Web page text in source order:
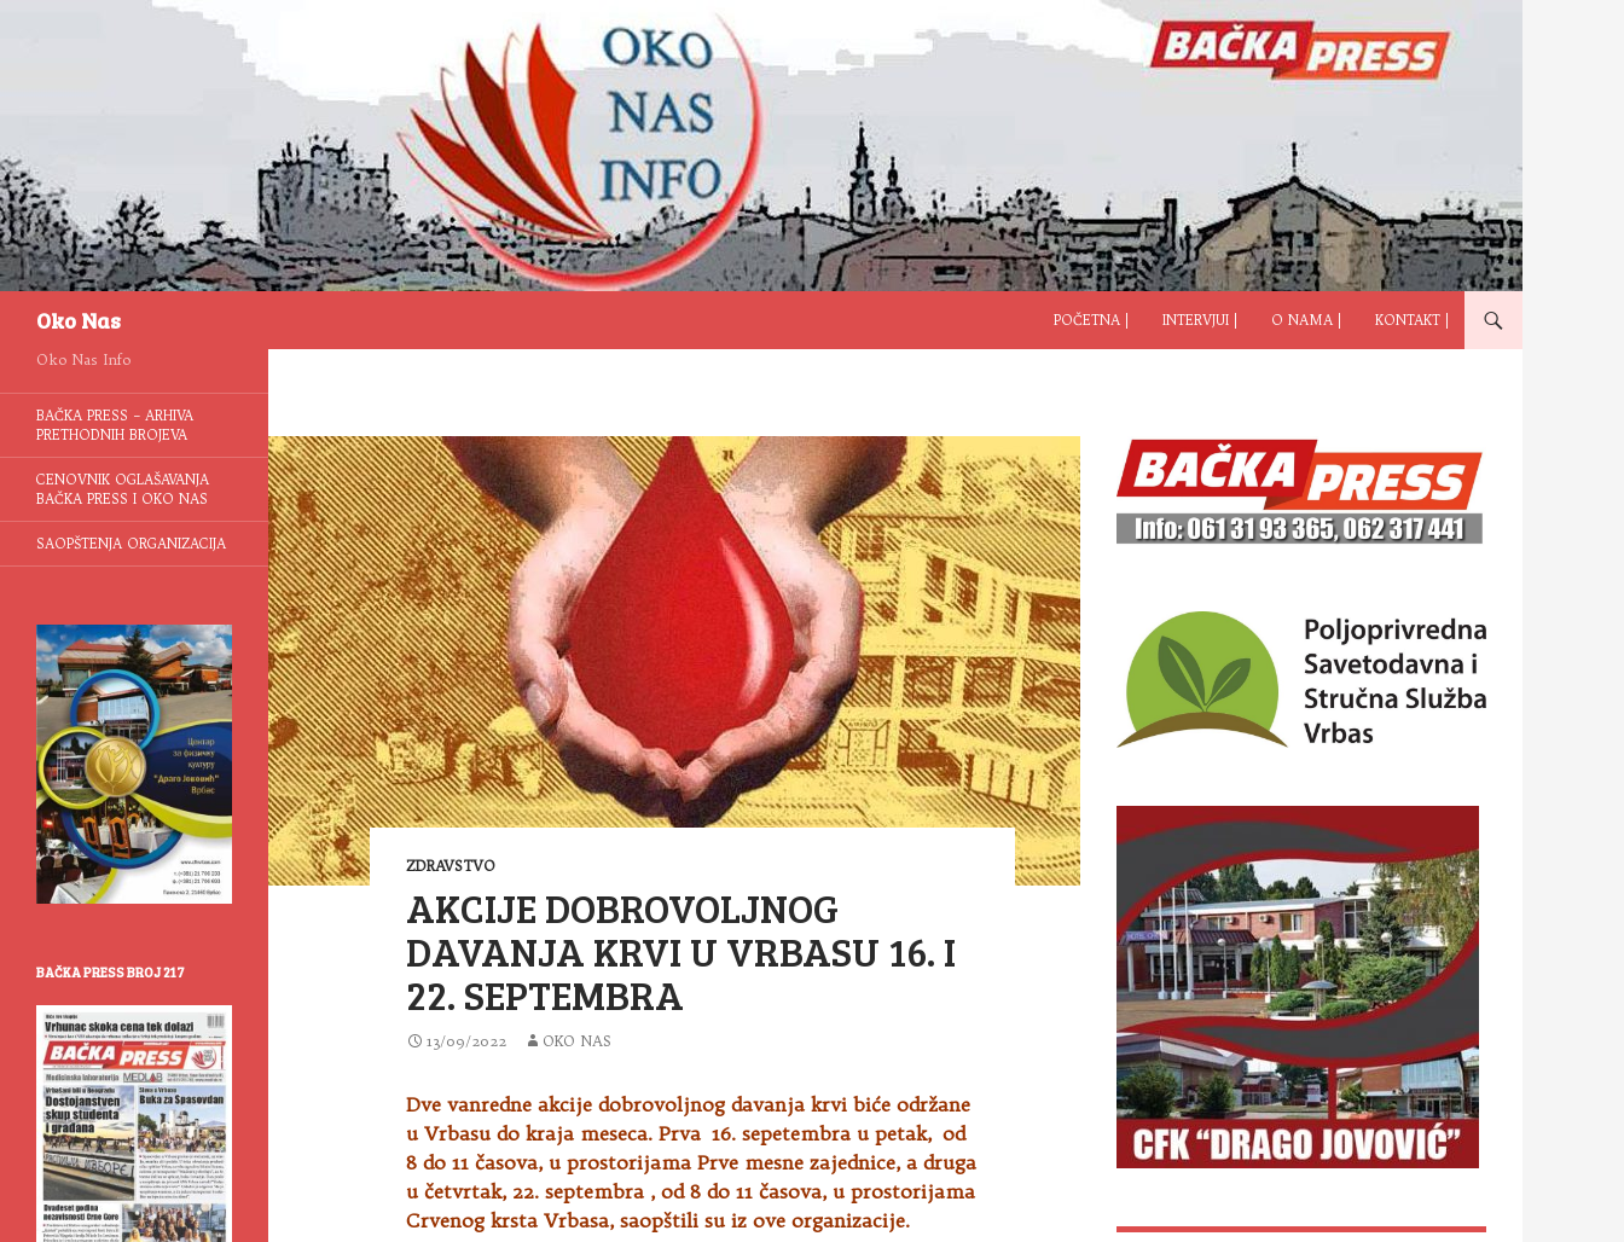
Oko Nas
POČETNA |
INTERVJUI | O NAMA | KONTAKT |
ZDRAVSTVO
AKCIJE DOBROVOLJNOG
DAVANJA KRVI U VRBASU 16. I
22. SEPTEMBRA
13/09/2022 OKO NAS
Dve vanredne akcije dobrovoljnog davanja krvi biće održane
u Vrbasu do kraja meseca. Prva 16. sepetembra u petak, od
8 do 11 časova, u prostorijama Prve mesne zajednice, a druga
u četvrtak, 22. septembra , od 8 do 11 časova, u prostorijama
Crvenog krsta Vrbasa, saopštili su iz ove organizacije.
Oko Nas Info
BAČKA PRESS – ARHIVA
PRETHODNIH BROJEVA
CENOVNIK OGLAŠAVANJA
BAČKA PRESS I OKO NAS
SAOPŠTENJA ORGANIZACIJA
BAČKA PRESS BROJ 217